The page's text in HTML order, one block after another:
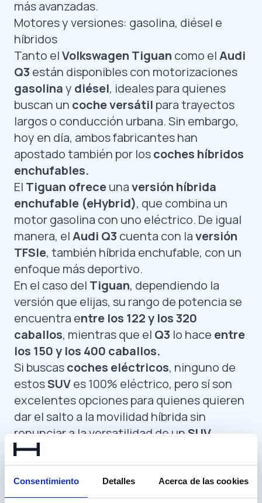
Consentimiento Detalles Acerca de las cookies
más avanzadas.
Motores y versiones: gasolina, diésel e
híbridos
Tanto elVolkswagen Tiguan como elAudi
Q3 están disponibles con motorizaciones
gasolinay diésel, ideales para quienes
buscan un coche versátil para trayectos
largos o conducción urbana. Sin embargo,
hoy en día, ambos fabricantes han
apostado también por loscoches híbridos
enchufables.
El Tiguan ofreceunaversión híbrida
enchufable (eHybrid), que combina un
motor gasolina con uno eléctrico. De igual
manera, elAudi Q3 cuenta con laversión
TFSIe, también híbrida enchufable, con un
enfoque más deportivo.
En el caso del Tiguan, dependiendo la
versión que elijas, su rango de potencia se
encuentra entre los 122 y los 320
caballos, mientras que el Q3 lo hace entre
los 150 y los 400 caballos.
Si buscascoches eléctricos, ninguno de
estosSUVes 100% eléctrico, pero sí son
excelentes opciones para quienes quieren
dar el salto a la movilidad híbrida sin
renunciar a la versatilidad de unSUV
familiar
Precio
En cuanto al precio, elVolkswagen Tiguan
es generalmente más barato que el Audi